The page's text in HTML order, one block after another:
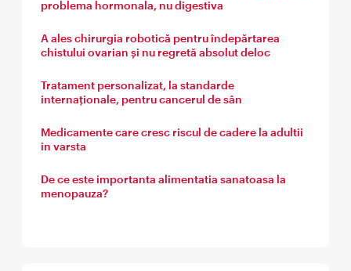
problema hormonala, nu digestiva
A ales chirurgia robotică pentru îndepărtarea
chistului ovarian și nu regretă absolut deloc
Tratament personalizat, la standarde
internaționale, pentru cancerul de sân
Medicamente care cresc riscul de cadere la adultii
in varsta
De ce este importanta alimentatia sanatoasa la
menopauza?